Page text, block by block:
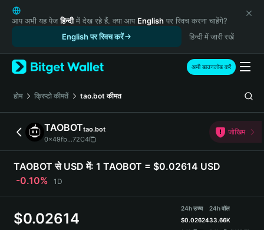
English
日本語
Русский
Español (Latinoamérica)
Türkçe
Italiano
简体中文
繁體中文
Português (Portugal)
Bahasa Indonesia
आप अभी यह पेजहिन्दीमें देख रहे हैं. क्या आप English पर स्विच करना चाहेंगे?
English पर स्विच करें
हिन्दी में जारी रखें
अभी डाउनलोड करें
होम क्रिप्टो कीमतें tao.bot कीमत
TAOBOTtao.bot
0x49fb...72C4
जोखिम
TAOBOT से USD में: 1 TAOBOT = $0.02614 USD
-0.10%
1D
$0.02614
24h उच्च
$0.02624
24h वॉल
33.66K